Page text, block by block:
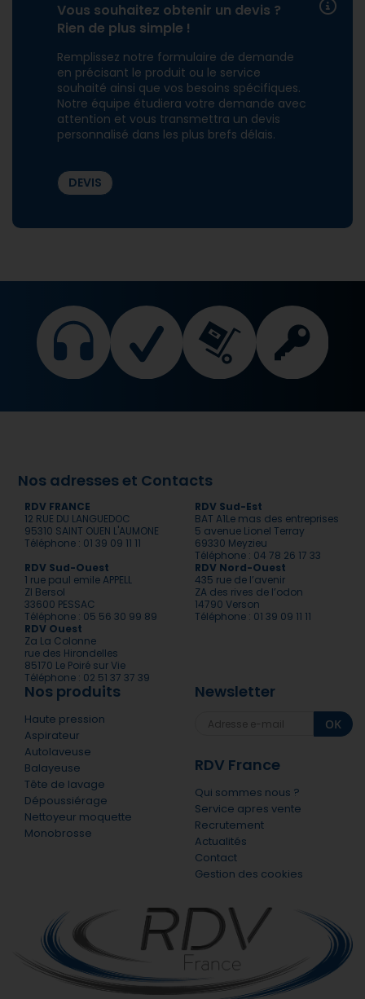
Vous souhaitez obtenir un devis ?
Rien de plus simple !
Remplissez notre formulaire de demande
en précisant le produit ou le service
souhaité ainsi que vos besoins spécifiques.
Notre équipe étudiera votre demande avec
attention et vous transmettra un devis
personnalisé dans les plus brefs délais.
DEVIS
Nos adresses et Contacts
RDV FRANCE
12 RUE DU LANGUEDOC
95310 SAINT OUEN L'AUMONE
Téléphone : 01 39 09 11 11
RDV Sud-Est
BAT A1Le mas des entreprises
5 avenue Lionel Terray
69330 Meyzieu
Téléphone : 04 78 26 17 33
RDV Sud-Ouest
1 rue paul emile APPELL
ZI Bersol
33600 PESSAC
Téléphone : 05 56 30 99 89
RDV Nord-Ouest
435 rue de l’avenir
ZA des rives de l’odon
14790 Verson
Téléphone : 01 39 09 11 11
RDV Ouest
Za La Colonne
rue des Hirondelles
85170 Le Poiré sur Vie
Téléphone : 02 51 37 37 39
Nos produits
Haute pression
Aspirateur
Autolaveuse
Balayeuse
Tête de lavage
Dépoussiérage
Nettoyeur moquette
Monobrosse
Newsletter
OK
RDV France
Qui sommes nous ?
Service apres vente
Recrutement
Actualités
Contact
Gestion des cookies